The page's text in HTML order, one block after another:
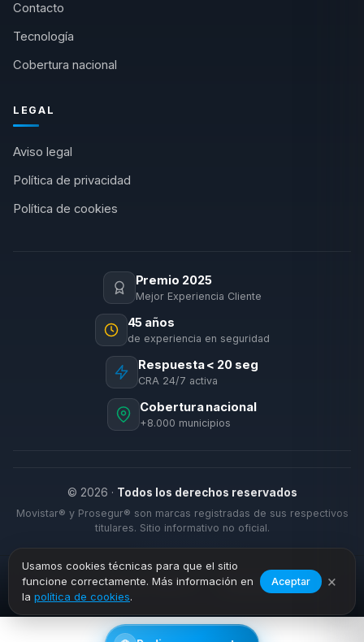
Usamos cookies técnicas para que el sitio
funcione correctamente. Más información en
la política de cookies.
Aceptar ×
Contacto
Tecnología
Cobertura nacional
LEGAL
Aviso legal
Política de privacidad
Política de cookies
Premio 2025
Mejor Experiencia Cliente
45 años
de experiencia en seguridad
Respuesta < 20 seg
CRA 24/7 activa
Cobertura nacional
+8.000 municipios
© 2026 · Todos los derechos reservados
Movistar® y Prosegur® son marcas registradas de sus respectivos
titulares. Sitio informativo no oficial.
Inicio › Alarmas Negocio › Fuente Palmera